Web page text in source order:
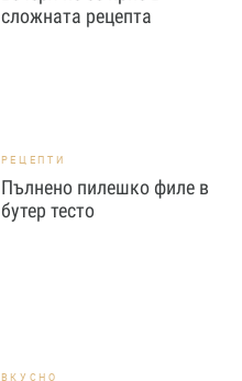
сложната рецепта
РЕЦЕПТИ
Пълнено пилешко филе в
бутер тесто
ВКУСНО